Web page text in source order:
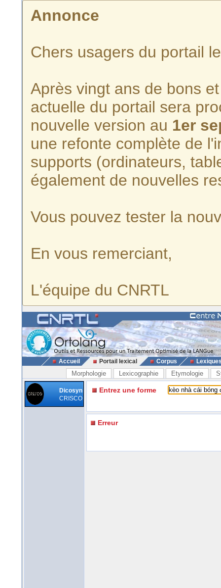
Annonce
Chers usagers du portail
Après vingt ans de bons
actuelle du portail sera
nouvelle version au 1er
une refonte complète de
supports (ordinateurs,
également de nouvelles
Vous pouvez tester la
En vous remerciant,
L'équipe du CNRTL
Accueil Portail lexical Corpus
Morphologie Lexicographie Etymologie
Dicosyn
CRISCO
Entrez une forme
Erreur